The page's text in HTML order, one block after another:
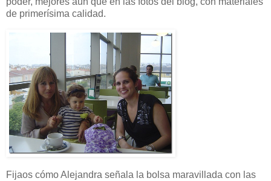
de primerísima calidad.
Fijaos cómo Alejandra señala la bolsa maravillada con las